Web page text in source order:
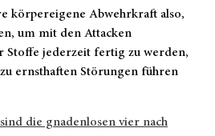
körpereigene Abwehrkraft also,
um mit den Attacken
jederzeit fertig zu werden,
ernsthaften Störungen führen
sind die gnadenlosen vier nach